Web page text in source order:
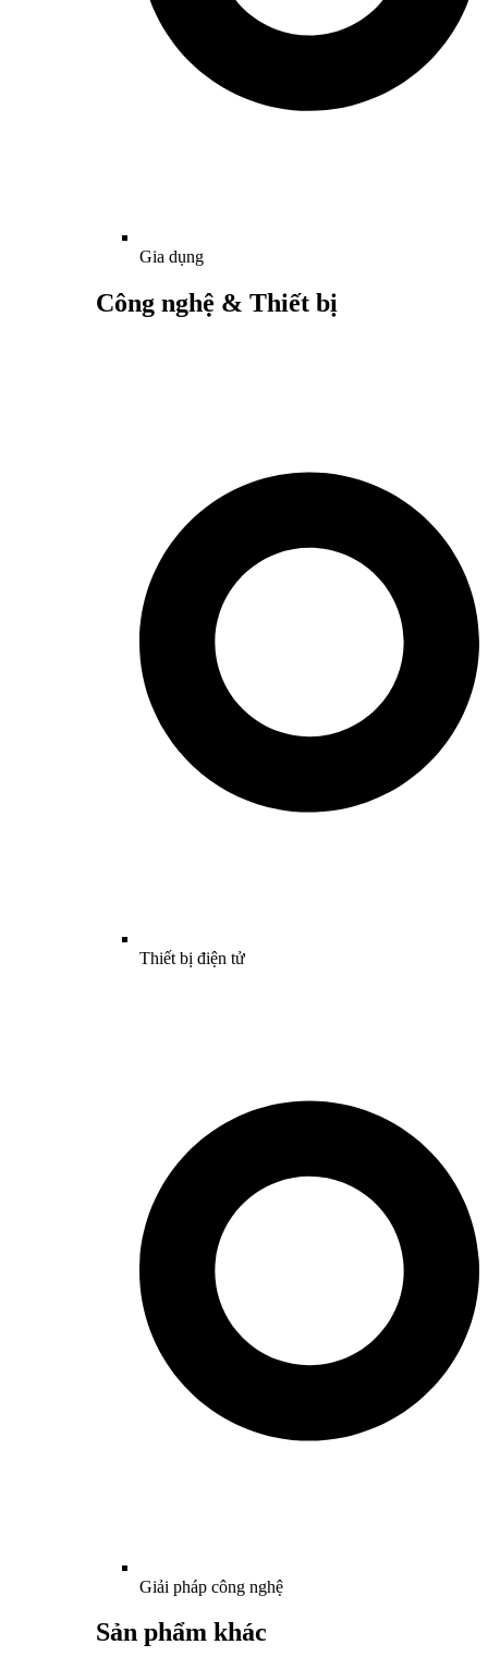
Gia dụng
Công nghệ & Thiết bị
Thiết bị điện tử
Giải pháp công nghệ
Sản phẩm khác